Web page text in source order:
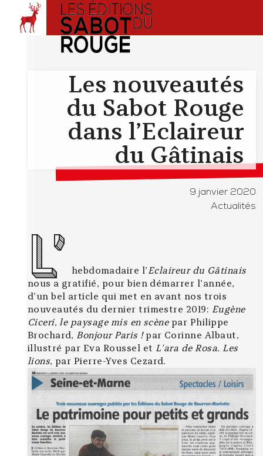
Les nouveautés
du Sabot Rouge
dans l’Eclaireur
du Gâtinais
9 janvier 2020
Actualités
L’ hebdomadaire l’Eclaireur du Gâtinais
nous a gratifié, pour bien démarrer l’année,
d’un bel article qui met en avant nos trois
nouveautés du dernier trimestre 2019: Eugène
Ciceri, le paysage mis en scènepar Philippe
Brochard, Bonjour Paris !par Corinne Albaut,
illustré par Eva Roussel et L’ara de Rosa. Les
lions, par Pierre-Yves Cezard.